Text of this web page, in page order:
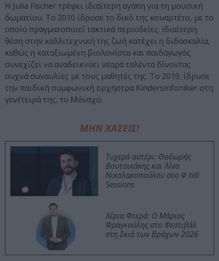
Η Julia Fischer τρέφει ιδιαίτερη αγάπη για τη μουσική
δωματίου. Το 2010 ίδρυσε το δικό της κουαρτέτο, με το
οποίο πραγματοποιεί τακτικά περιοδείες. Ιδιαίτερη
θέση στην καλλιτεχνική της ζωή κατέχει η διδασκαλία,
καθώς η καταξιωμένη βιολονίστα και παιδαγωγός
συνεχίζει να αναδεικνύει νεαρά ταλέντα δίνοντας
συχνά συναυλίες με τους μαθητές της. Το 2019, ίδρυσε
την παιδική συμφωνική ορχήστρα Kindersinfoniker στη
γενέτειρά της, το Μόναχο.
ΜΗΝ ΧΑΣΕΙΣ!
Τυχερό αστέρι: Θοδωρής
Βουτσικάκης και Λίνα
Νικολακοπούλου στο Φ hill
Sessions
Χέρια Φτερά: Ο Μάριος
Φραγκούλης στο Φεστιβάλ
στη Σκιά των Βράχων 2026